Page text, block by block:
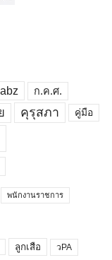
ก.ค.ศ.
คุรุสภา คู่มือ
พนักงานราชการ
ลูกเสือ วPA